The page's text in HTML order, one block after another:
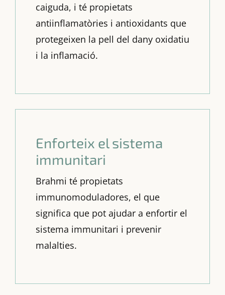
caiguda, i té propietats
antiinflamatòries i antioxidants que
protegeixen la pell del dany oxidatiu
i la inflamació.
Enforteix el sistema
immunitari
Brahmi té propietats
immunomoduladores, el que
significa que pot ajudar a enfortir el
sistema immunitari i prevenir
malalties.